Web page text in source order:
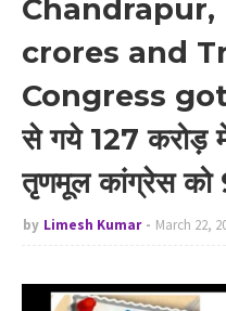
Chandrapur,
crores and
Congress
से गये 127 करोड़
तृणमूल कांग्रेस को
by Limesh Kumar March 22,